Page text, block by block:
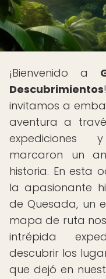
¡Bienvenido a
Descubrimientos
invitamos a
aventura a
expediciones
marcaron un
historia. En esta
la apasionante
de Quesada, un
mapa de ruta
intrépida
descubrir los
que dejó en